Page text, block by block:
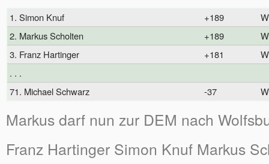
1. Simon Knuf +189
2. Markus Scholten
+189
3. Franz Hartinger
+181
W
. . .
71. Michael Schwarz
-37
Markus darf nun zur DEM nach
Franz Hartinger Simon Knuf Markus